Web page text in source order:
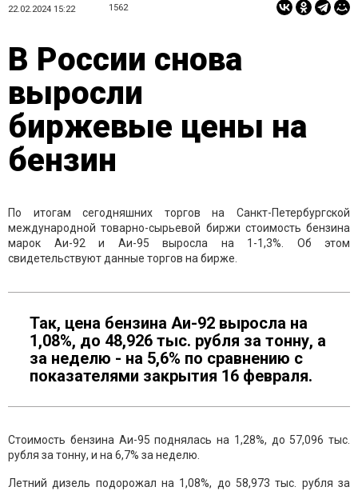
22.02.2024 15:22 1562
В России снова
выросли
биржевые цены на
бензин
По итогам сегодняшних торгов на Санкт-Петербургской
международной товарно-сырьевой биржи стоимость бензина
марок Аи-92 и Аи-95 выросла на 1-1,3%. Об этом
свидетельствуют данные торгов на бирже.
Так, цена бензина Аи-92 выросла на
1,08%, до 48,926 тыс. рубля за тонну, а
за неделю - на 5,6% по сравнению с
показателями закрытия 16 февраля.
Стоимость бензина Аи-95 поднялась на 1,28%, до 57,096 тыс.
рубля за тонну, и на 6,7% за неделю.
Летний дизель подорожал на 1,08%, до 58,973 тыс. рубля за